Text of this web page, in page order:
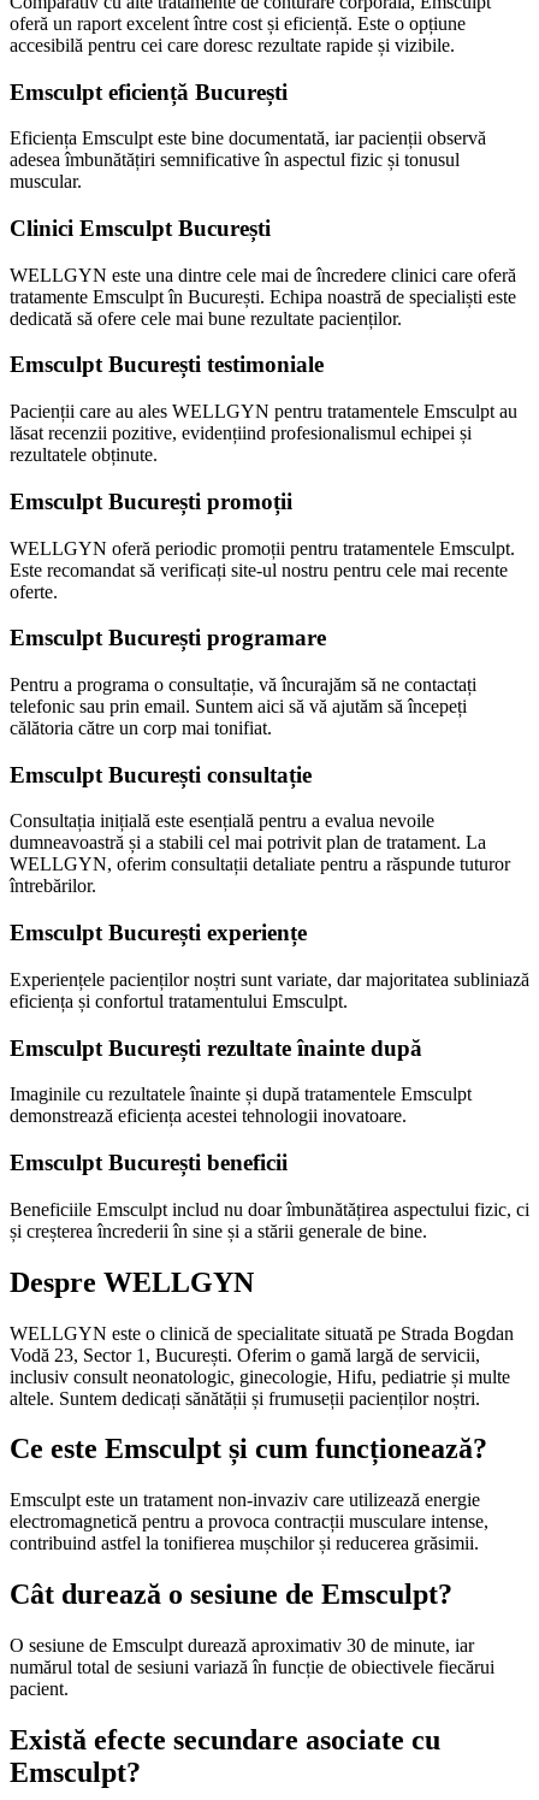
oferă un raport excelent între cost și eficiență. Este o opțiune
accesibilă pentru cei care doresc rezultate rapide și vizibile.
Emsculpt eficiență București
Eficiența Emsculpt este bine documentată, iar pacienții observă
adesea îmbunătățiri semnificative în aspectul fizic și tonusul
muscular.
Clinici Emsculpt București
WELLGYN este una dintre cele mai de încredere clinici care oferă
tratamente Emsculpt în București. Echipa noastră de specialiști este
dedicată să ofere cele mai bune rezultate pacienților.
Emsculpt București testimoniale
Pacienții care au ales WELLGYN pentru tratamentele Emsculpt au
lăsat recenzii pozitive, evidențiind profesionalismul echipei și
rezultatele obținute.
Emsculpt București promoții
WELLGYN oferă periodic promoții pentru tratamentele Emsculpt.
Este recomandat să verificați site-ul nostru pentru cele mai recente
oferte.
Emsculpt București programare
Pentru a programa o consultație, vă încurajăm să ne contactați
telefonic sau prin email. Suntem aici să vă ajutăm să începeți
călătoria către un corp mai tonifiat.
Emsculpt București consultație
Consultația inițială este esențială pentru a evalua nevoile
dumneavoastră și a stabili cel mai potrivit plan de tratament. La
WELLGYN, oferim consultații detaliate pentru a răspunde tuturor
întrebărilor.
Emsculpt București experiențe
Experiențele pacienților noștri sunt variate, dar majoritatea subliniază
eficiența și confortul tratamentului Emsculpt.
Emsculpt București rezultate înainte după
Imaginile cu rezultatele înainte și după tratamentele Emsculpt
demonstrează eficiența acestei tehnologii inovatoare.
Emsculpt București beneficii
Beneficiile Emsculpt includ nu doar îmbunătățirea aspectului fizic, ci
și creșterea încrederii în sine și a stării generale de bine.
Despre WELLGYN
WELLGYN este o clinică de specialitate situată pe Strada Bogdan
Vodă 23, Sector 1, București. Oferim o gamă largă de servicii,
inclusiv consult neonatologic, ginecologie, Hifu, pediatrie și multe
altele. Suntem dedicați sănătății și frumuseții pacienților noștri.
Ce este Emsculpt și cum funcționează?
Emsculpt este un tratament non-invaziv care utilizează energie
electromagnetică pentru a provoca contracții musculare intense,
contribuind astfel la tonifierea mușchilor și reducerea grăsimii.
Cât durează o sesiune de Emsculpt?
O sesiune de Emsculpt durează aproximativ 30 de minute, iar
numărul total de sesiuni variază în funcție de obiectivele fiecărui
pacient.
Există efecte secundare asociate cu
Emsculpt?